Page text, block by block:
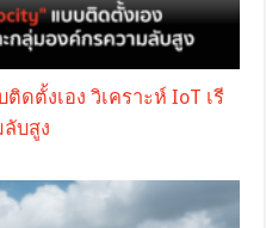
ติดตั้งเอง วิเคราะห์ IoT เรี
บสูง